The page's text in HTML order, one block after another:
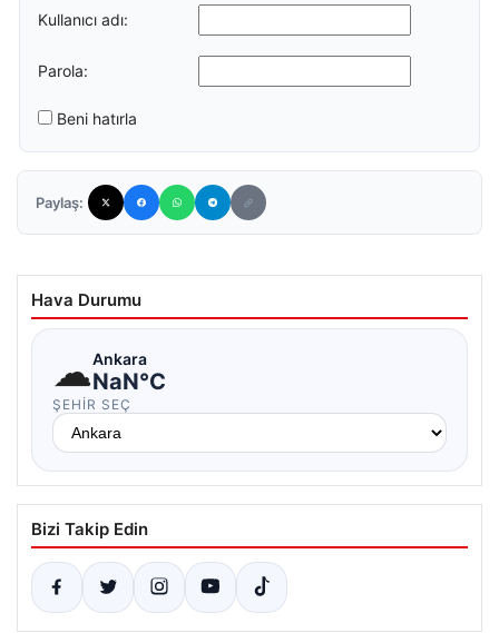
Kullanıcı adı:
Parola:
Beni hatırla
Paylaş:
Hava Durumu
☁Ankara
NaN°C
ŞEHIR SEÇ
Bizi Takip Edin